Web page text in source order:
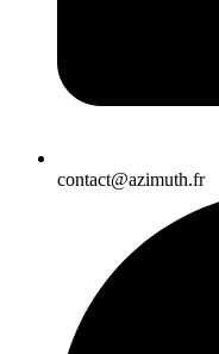
contact@azimuth.fr